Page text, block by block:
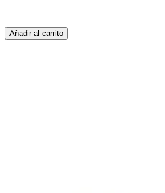
Añadir al carrito